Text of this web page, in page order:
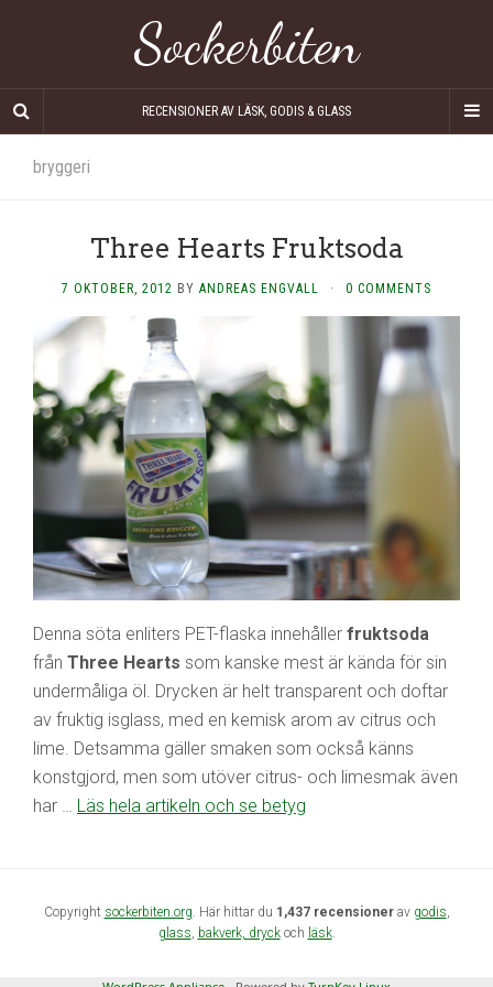
Sockerbiten
RECENSIONER AV LÄSK, GODIS & GLASS
bryggeri
Three Hearts Fruktsoda
7 OKTOBER, 2012 BY ANDREAS ENGVALL · 0 COMMENTS
Denna söta enliters PET-flaska innehåller fruktsoda
från Three Hearts som kanske mest är kända för sin
undermåliga öl. Drycken är helt transparent och doftar
av fruktig isglass, med en kemisk arom av citrus och
lime. Detsamma gäller smaken som också känns
konstgjord, men som utöver citrus- och limesmak även
har … Läs hela artikeln och se betyg
Copyright sockerbiten.org . Här hittar du 1,437 recensionerav godis
glass bakverk, dryckoch läsk.